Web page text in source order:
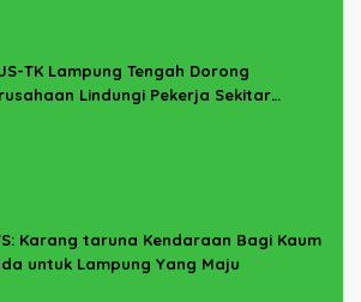
TK Lampung Tengah Dorong
Lindungi Pekerja Sekitar
Karang taruna Kendaraan Bagi Kaum
untuk Lampung Yang Maju